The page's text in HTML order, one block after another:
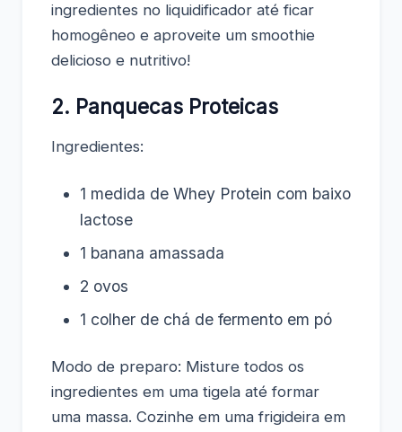
ingredientes no liquidificador até ficar
homogêneo e aproveite um smoothie
delicioso e nutritivo!
2. Panquecas Proteicas
Ingredientes:
1 medida de Whey Protein com baixo
lactose
1 banana amassada
2 ovos
1 colher de chá de fermento em pó
Modo de preparo: Misture todos os
ingredientes em uma tigela até formar
uma massa. Cozinhe em uma frigideira em